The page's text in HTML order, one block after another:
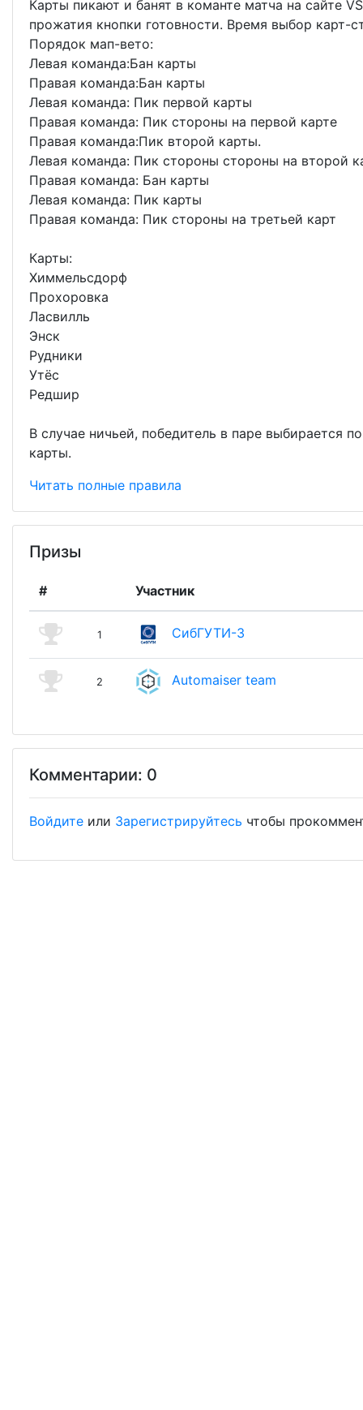
Карты пикают и банят в команте матча на сайте
прожатия кнопки готовности. Время выбор карт-
Порядок мап-вето:
Левая команда:Бан карты
Правая команда:Бан карты
Левая команда: Пик первой карты
Правая команда: Пик стороны на первой карте
Правая команда:Пик второй карты.
Левая команда: Пик стороны стороны на второй
Правая команда: Бан карты
Левая команда: Пик карты
Правая команда: Пик стороны на третьей карт
Карты:
Химмельсдорф
Прохоровка
Ласвилль
Энск
Рудники
Утёс
Редшир
В случае ничьей, победитель в паре выбирается
карты.
Читать полные правила
Призы
# Участник
1 СибГУТИ-3
2 Automaiser team
Комментарии: 0
Войдите или Зарегистрируйтесь чтобы